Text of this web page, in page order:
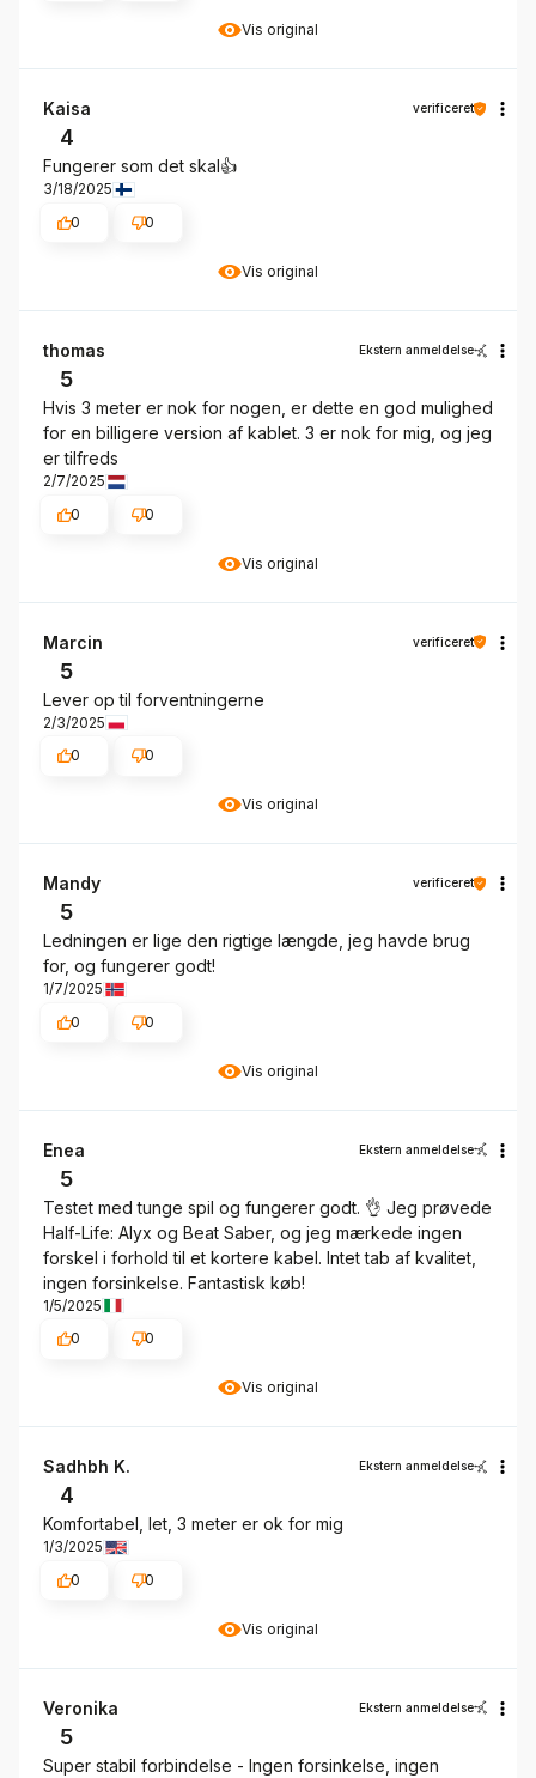
Vis original
Vis original
Kaisa verificeret
4
Fungerer som det skal👍️
3/18/2025
0
0
Vis original
thomas Ekstern anmeldelse
5
Hvis 3 meter er nok for nogen, er dette en god mulighed
for en billigere version af kablet. 3 er nok for mig, og jeg
er tilfreds
2/7/2025
0
0
Vis original
Marcin verificeret
5
Lever op til forventningerne
2/3/2025
0
0
Vis original
Mandy verificeret
5
Ledningen er lige den rigtige længde, jeg havde brug
for, og fungerer godt!
1/7/2025
0
0
Vis original
Enea Ekstern anmeldelse
5
Testet med tunge spil og fungerer godt. 👌 Jeg prøvede
Half-Life: Alyx og Beat Saber, og jeg mærkede ingen
forskel i forhold til et kortere kabel. Intet tab af kvalitet,
ingen forsinkelse. Fantastisk køb!
1/5/2025
0
0
Vis original
Sadhbh K. Ekstern anmeldelse
4
Komfortabel, let, 3 meter er ok for mig
1/3/2025
0
0
Veronika Ekstern anmeldelse
5
Super stabil forbindelse - Ingen forsinkelse, ingen